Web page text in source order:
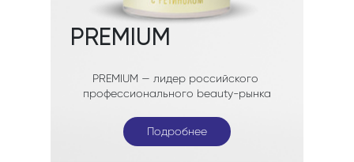
Подробнее